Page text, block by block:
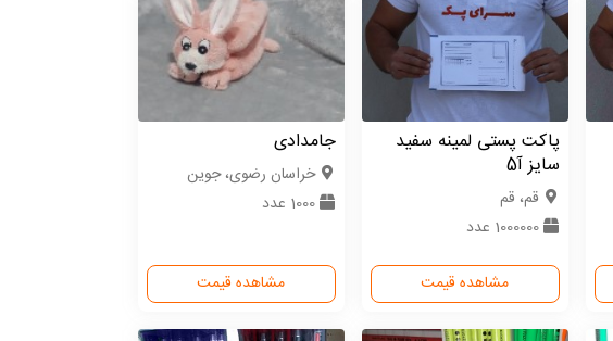
پاکت پستی لمینه سفید
سایز آ5
قم، قم
1000000 عدد
مشاهده قیمت
جامدادی
خراسان رضوی، جوین
1000 عدد
مشاهده قیمت